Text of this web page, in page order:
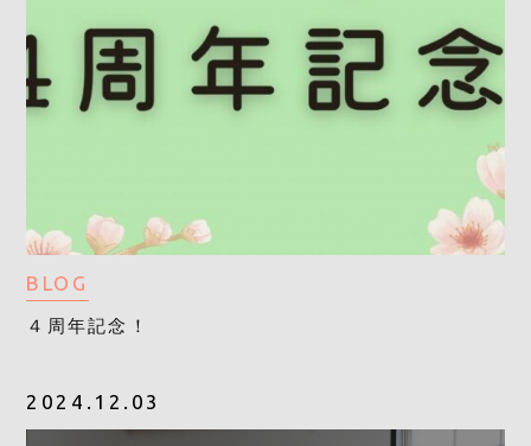
BLOG
４周年記念！
2024.12.03